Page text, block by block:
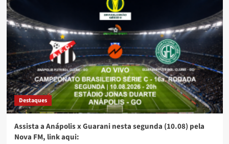
Destaques
Assista a Anápolis x Guarani nesta segunda (10.08) pela
Nova FM, link aqui: